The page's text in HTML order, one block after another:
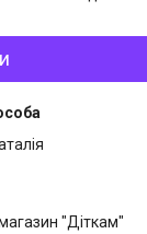
"Діткам"